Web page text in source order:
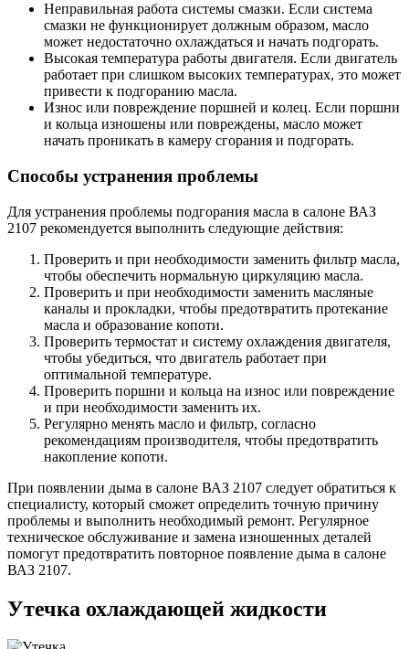
Неправильная работа системы смазки. Если система
смазки не функционирует должным образом, масло
может недостаточно охлаждаться и начать подгорать.
Высокая температура работы двигателя. Если двигатель
работает при слишком высоких температурах, это может
привести к подгоранию масла.
Износ или повреждение поршней и колец. Если поршни
и кольца изношены или повреждены, масло может
начать проникать в камеру сгорания и подгорать.
Способы устранения проблемы
Для устранения проблемы подгорания масла в салоне ВАЗ
2107 рекомендуется выполнить следующие действия:
Проверить и при необходимости заменить фильтр масла,
чтобы обеспечить нормальную циркуляцию масла.
Проверить и при необходимости заменить масляные
каналы и прокладки, чтобы предотвратить протекание
масла и образование копоти.
Проверить термостат и систему охлаждения двигателя,
чтобы убедиться, что двигатель работает при
оптимальной температуре.
Проверить поршни и кольца на износ или повреждение
и при необходимости заменить их.
Регулярно менять масло и фильтр, согласно
рекомендациям производителя, чтобы предотвратить
накопление копоти.
При появлении дыма в салоне ВАЗ 2107 следует обратиться к
специалисту, который сможет определить точную причину
проблемы и выполнить необходимый ремонт. Регулярное
техническое обслуживание и замена изношенных деталей
помогут предотвратить повторное появление дыма в салоне
ВАЗ 2107.
Утечка охлаждающей жидкости